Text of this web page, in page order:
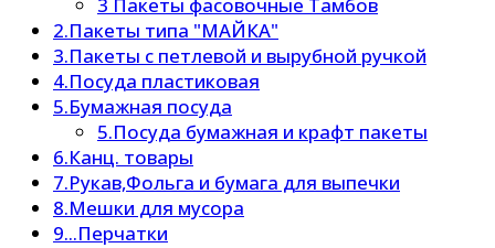
2.Пакеты типа "МАЙКА"
3.Пакеты с петлевой и вырубной ручкой
4.Посуда пластиковая
5.Бумажная посуда
5.Посуда бумажная и крафт пакеты
6.Канц. товары
7.Рукав,Фольга и бумага для выпечки
8.Мешки для мусора
9...Перчатки